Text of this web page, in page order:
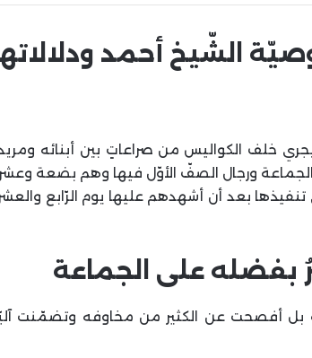
الشّيخ أحمد
خلف الكواليس من صراعاتٍ بين أبنائه
ورجال الصفّ الأوّل فيها وهم بضعة
بعد أن أشهدهم عليها يوم الرّابع
بفضله على الجماعة
بل أفصحت عن الكثير من مخاوفه وتضمّنت